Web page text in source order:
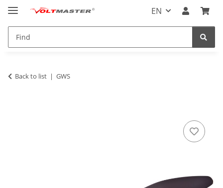
EN
Back to list GWS